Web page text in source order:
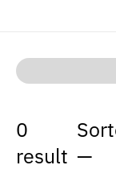
0
result —